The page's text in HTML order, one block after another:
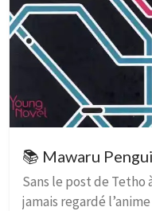
📚 Mawaru
Sans le post de Tetho
jamais regardé